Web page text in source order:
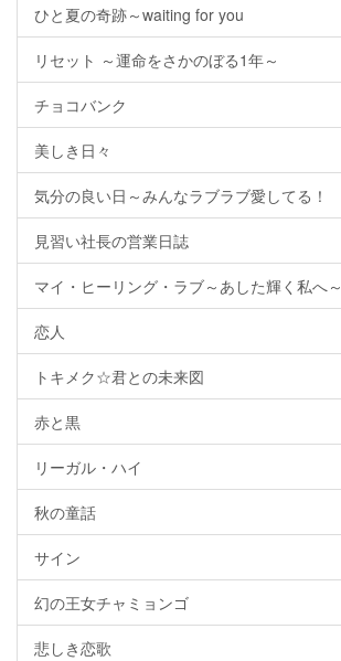
ひと夏の奇跡～waiting for you
リセット ～運命をさかのぼる1年～
チョコバンク
美しき日々
気分の良い日～みんなラブラブ愛してる！
見習い社長の営業日誌
マイ・ヒーリング・ラブ～あした輝く私へ～
恋人
トキメク☆君との未来図
赤と黒
リーガル・ハイ
秋の童話
サイン
幻の王女チャミョンゴ
悲しき恋歌